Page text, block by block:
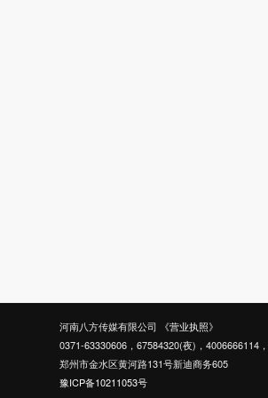
河南八方传媒有限公司
《营业执照》
0371-63330606，67584320(夜)，4006666114
郑州市金水区黄河路131号新迪商务605
豫ICP备10211053号